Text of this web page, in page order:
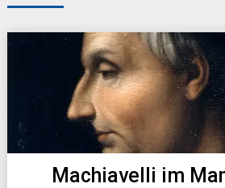
Machiavelli im